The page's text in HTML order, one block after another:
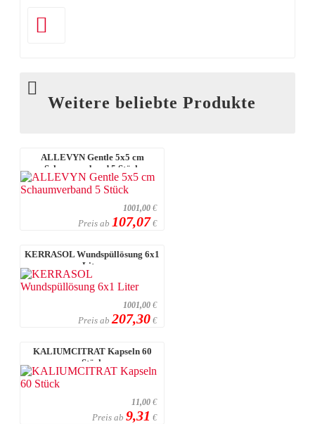
Weitere beliebte Produkte
ALLEVYN Gentle 5x5 cm
Schaumverband 5 Stück
1001,00 €
Preis ab 107,07 €
KERRASOL Wundspüllösung 6x1
Liter
1001,00 €
Preis ab 207,30 €
KALIUMCITRAT Kapseln 60
Stück
11,00 €
Preis ab 9,31 €